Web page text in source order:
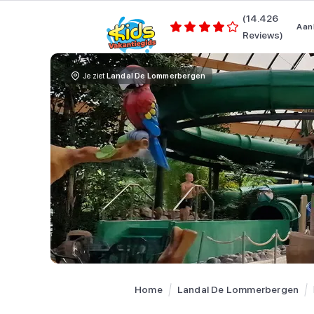
(14.426
Reviews)
Je ziet Landal De Lommerbergen
Home Landal De Lommerbergen